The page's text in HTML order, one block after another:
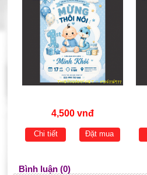
4,500 vnđ
Chi tiết Đặt mua
Bình luận (0)